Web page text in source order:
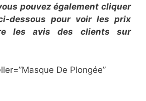
pouvez également cliquer
dessous pour voir les prix
les avis des clients sur
De Plongée”